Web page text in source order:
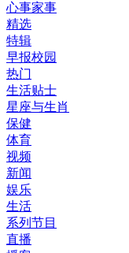
心事家事
精选
特辑
早报校园
热门
生活贴士
星座与生肖
保健
体育
视频
新闻
娱乐
生活
系列节目
直播